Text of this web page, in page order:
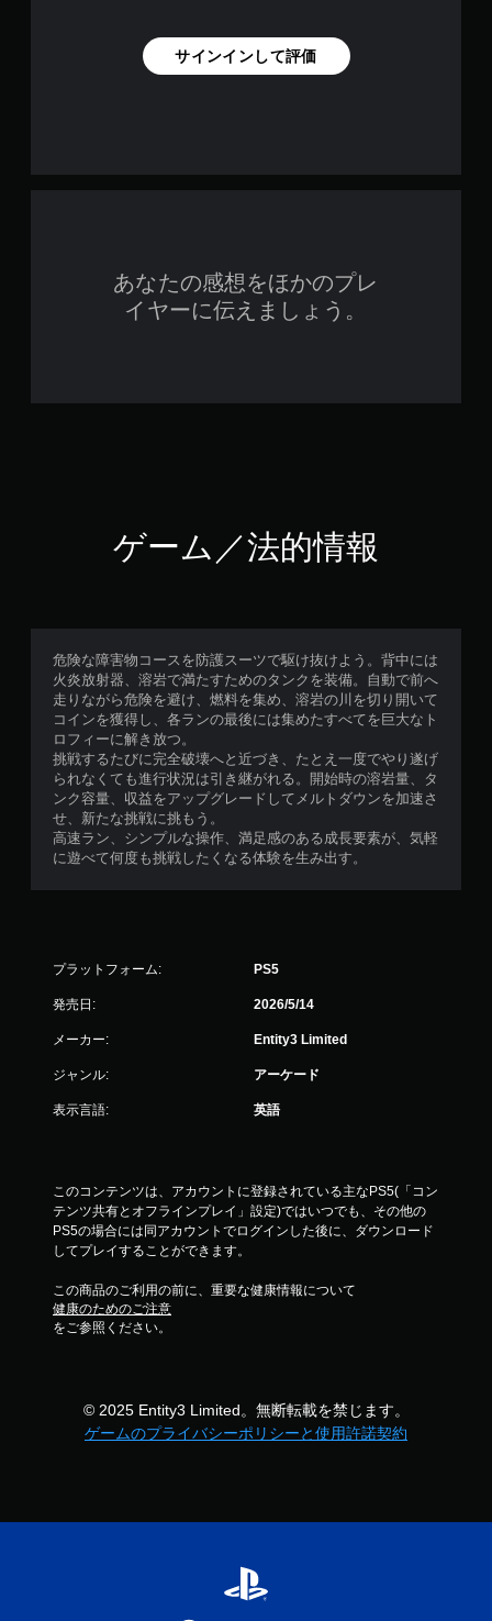
サインインして評価
あなたの感想をほかのプレ
イヤーに伝えましょう。
ゲーム／法的情報
危険な障害物コースを防護スーツで駆け抜けよう。背中には
火炎放射器、溶岩で満たすためのタンクを装備。自動で前へ
走りながら危険を避け、燃料を集め、溶岩の川を切り開いて
コインを獲得し、各ランの最後には集めたすべてを巨大なト
ロフィーに解き放つ。
挑戦するたびに完全破壊へと近づき、たとえ一度でやり遂げ
られなくても進行状況は引き継がれる。開始時の溶岩量、タ
ンク容量、収益をアップグレードしてメルトダウンを加速さ
せ、新たな挑戦に挑もう。
高速ラン、シンプルな操作、満足感のある成長要素が、気軽
に遊べて何度も挑戦したくなる体験を生み出す。
プラットフォーム: PS5
発売日: 2026/5/14
メーカー: Entity3 Limited
ジャンル: アーケード
表示言語: 英語
このコンテンツは、アカウントに登録されている主なPS5(「コン
テンツ共有とオフラインプレイ」設定)ではいつでも、その他の
PS5の場合には同アカウントでログインした後に、ダウンロード
してプレイすることができます。
この商品のご利用の前に、重要な健康情報について
健康のためのご注意
をご参照ください。
© 2025 Entity3 Limited。無断転載を禁じます。
ゲームのプライバシーポリシーと使用許諾契約